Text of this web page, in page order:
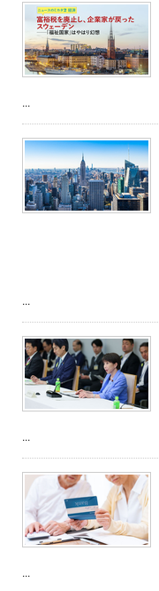
...
...
...
...